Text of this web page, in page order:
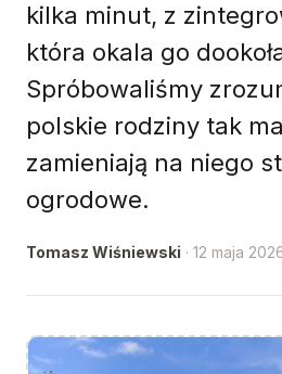
kilka minut, z
która okala go
Spróbowaliśmy
polskie rodziny tak
zamieniają na niego
ogrodowe.
Tomasz Wiśniewski · 12 maja